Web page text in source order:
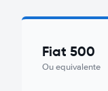
Fiat 500
Ou equivalente